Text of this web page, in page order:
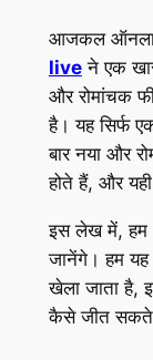
आजकल
liveने एक
और रोमांचक
है। यह सिर्फ
बार नया और
होते हैं, और
इस लेख में, हम
जानेंगे। हम
खेला जाता है,
कैसे जीत सकते